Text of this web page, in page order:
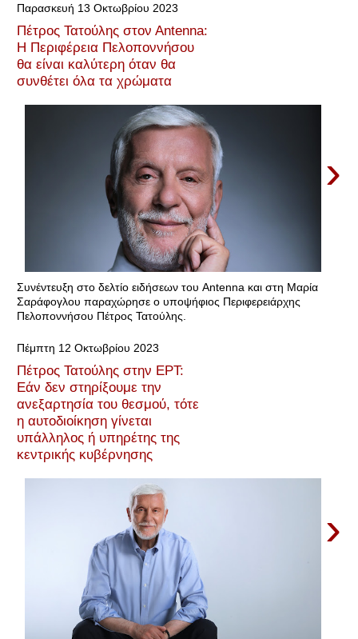
Παρασκευή 13 Οκτωβρίου 2023
Πέτρος Τατούλης στον Αntenna:
Η Περιφέρεια Πελοποννήσου
θα είναι καλύτερη όταν θα
συνθέτει όλα τα χρώματα
›
Συνέντευξη στο δελτίο ειδήσεων του Antenna και στη Μαρία
Σαράφογλου παραχώρησε ο υποψήφιος Περιφερειάρχης
Πελοποννήσου Πέτρος Τατούλης.
Πέμπτη 12 Οκτωβρίου 2023
Πέτρος Τατούλης στην ΕΡΤ:
Εάν δεν στηρίξουμε την
ανεξαρτησία του θεσμού, τότε
η αυτοδιοίκηση γίνεται
υπάλληλος ή υπηρέτης της
κεντρικής κυβέρνησης
›